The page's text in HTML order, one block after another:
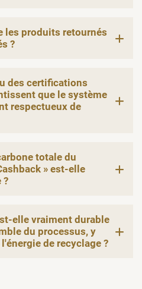
les produits retournés
?
des certifications
que le système
respectueux de
totale du
» est-elle
?
elle vraiment durable
du processus, y
de recyclage ?